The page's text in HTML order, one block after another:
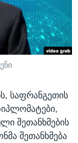
საფრანგეთის
შეთანხმების
შეთანხმება